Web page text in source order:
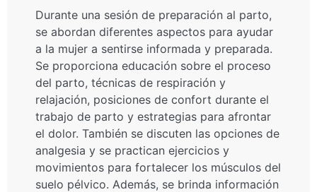
Durante una sesión de preparación al parto,
se abordan diferentes aspectos para ayudar
a la mujer a sentirse informada y preparada.
Se proporciona educación sobre el proceso
del parto, técnicas de respiración y
relajación, posiciones de confort durante el
trabajo de parto y estrategias para afrontar
el dolor. También se discuten las opciones de
analgesia y se practican ejercicios y
movimientos para fortalecer los músculos del
suelo pélvico. Además, se brinda información